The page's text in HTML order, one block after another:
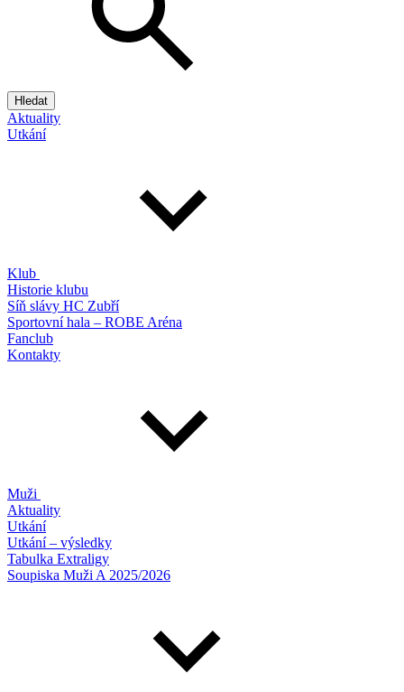
Hledat
Aktuality
Utkání
Klub
Historie klubu
Síň slávy HC Zubří
Sportovní hala – ROBE Aréna
Fanclub
Kontakty
Muži
Aktuality
Utkání
Utkání – výsledky
Tabulka Extraligy
Soupiska Muži A 2025/2026